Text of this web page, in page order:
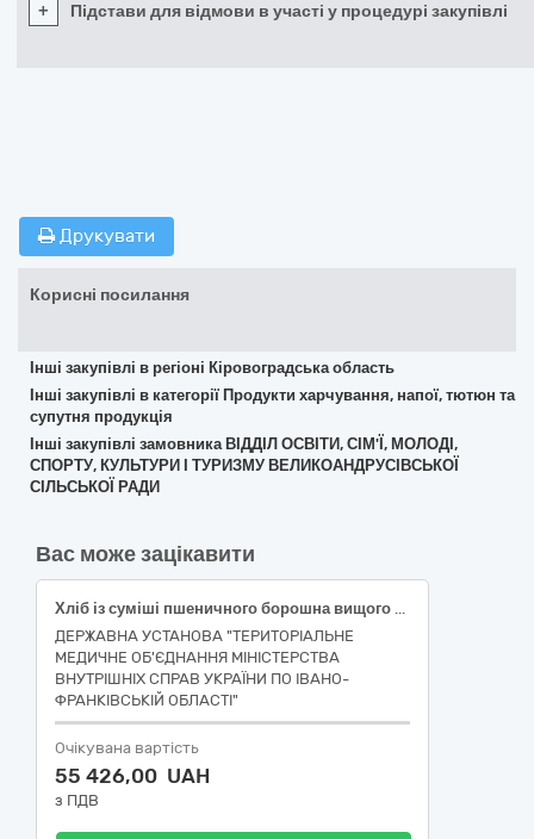
+ Підстави для відмови в участі у процедурі закупівлі
Друкувати
Корисні посилання
Інші закупівлі в регіоні Кіровоградська область
Інші закупівлі в категорії Продукти харчування, напої, тютюн та
супутня продукція
Інші закупівлі замовника ВІДДІЛ ОСВІТИ, СІМ'Ї, МОЛОДІ,
СПОРТУ, КУЛЬТУРИ І ТУРИЗМУ ВЕЛИКОАНДРУСІВСЬКОЇ
СІЛЬСЬКОЇ РАДИ
Вас може зацікавити
Хліб із суміші пшеничного борошна вищого та першого сортів формовий, в упаковці (Код ДК 021:2015: 15810000-9 Хлібопродукти, свіжовипечені хлібобулочні та кондитерські вироби)
ДЕРЖАВНА УСТАНОВА "ТЕРИТОРІАЛЬНЕ
МЕДИЧНЕ ОБ'ЄДНАННЯ МІНІСТЕРСТВА
ВНУТРІШНІХ СПРАВ УКРАЇНИ ПО ІВАНО-
ФРАНКІВСЬКІЙ ОБЛАСТІ"
Очікувана вартість
55 426,00 UAH
з ПДВ